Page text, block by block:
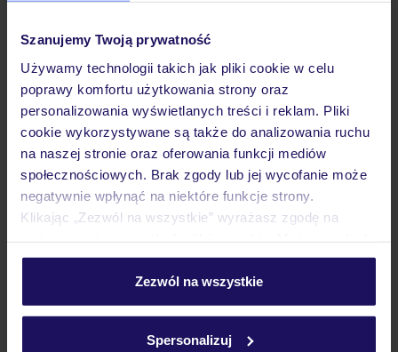
Szanujemy Twoją prywatność
Używamy technologii takich jak pliki cookie w celu
poprawy komfortu użytkowania strony oraz
personalizowania wyświetlanych treści i reklam. Pliki
cookie wykorzystywane są także do analizowania ruchu
na naszej stronie oraz oferowania funkcji mediów
społecznościowych. Brak zgody lub jej wycofanie może
negatywnie wpłynąć na niektóre funkcje strony.
Klikając „Zezwól na wszystkie” wyrażasz zgodę na
personalizować swój wybór wchodząc w zakładkę
Szczegółowe informacje o plikach cookie znajdziesz
Zezwól na wszystkie
Spersonalizuj
Wyżywienie
Atrakcje
Ważne informacje
Czy w Hotelu będzie przedstawiciel TUI?